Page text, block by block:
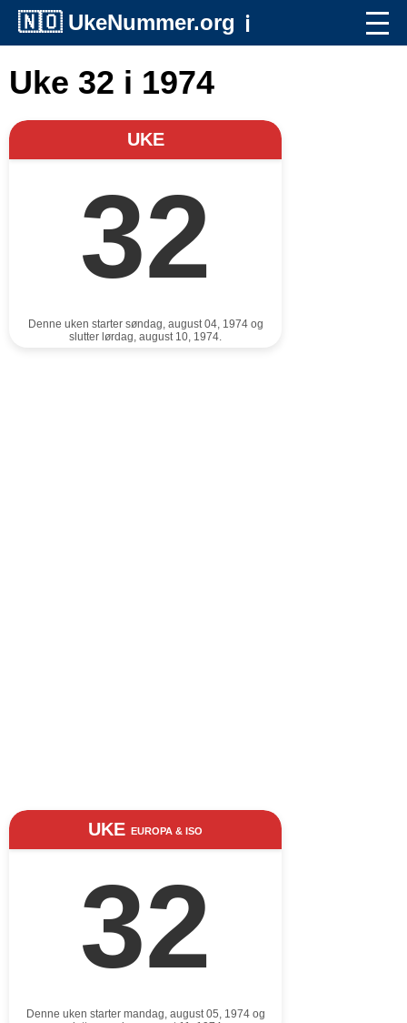
🇳🇴 UkeNummer.org ℹ️
Uke 32 i 1974
UKE
32
Denne uken starter søndag, august 04, 1974 og
slutter lørdag, august 10, 1974.
UKE EUROPA & ISO
32
Denne uken starter mandag, august 05, 1974 og